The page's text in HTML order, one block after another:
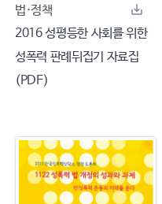
법·정책
2016 성평등한 사회를 위한
성폭력 판례뒤집기 자료집
(PDF)